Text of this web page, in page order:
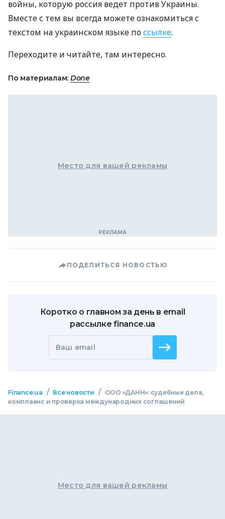
войны, которую россия ведет против Украины.
Вместе с тем вы всегда можете ознакомиться с
текстом на украинском языке поссылке.
Переходите и читайте, там интересно.
По материалам: Done
Место для вашей рекламы
ПОДЕЛИТЬСЯ НОВОСТЬЮ
Коротко о главном за день в email
рассылке finance.ua
Ваш email
Finance.ua / Все новости /
ООО «ДАНН»: судебные дела,
комплаенс и проверка международных соглашений
Место для вашей рекламы